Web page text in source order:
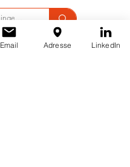
Email Adresse LinkedIn